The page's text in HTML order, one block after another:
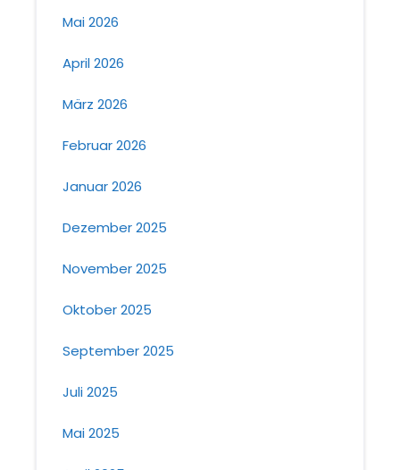
Mai 2026
April 2026
März 2026
Februar 2026
Januar 2026
Dezember 2025
November 2025
Oktober 2025
September 2025
Juli 2025
Mai 2025